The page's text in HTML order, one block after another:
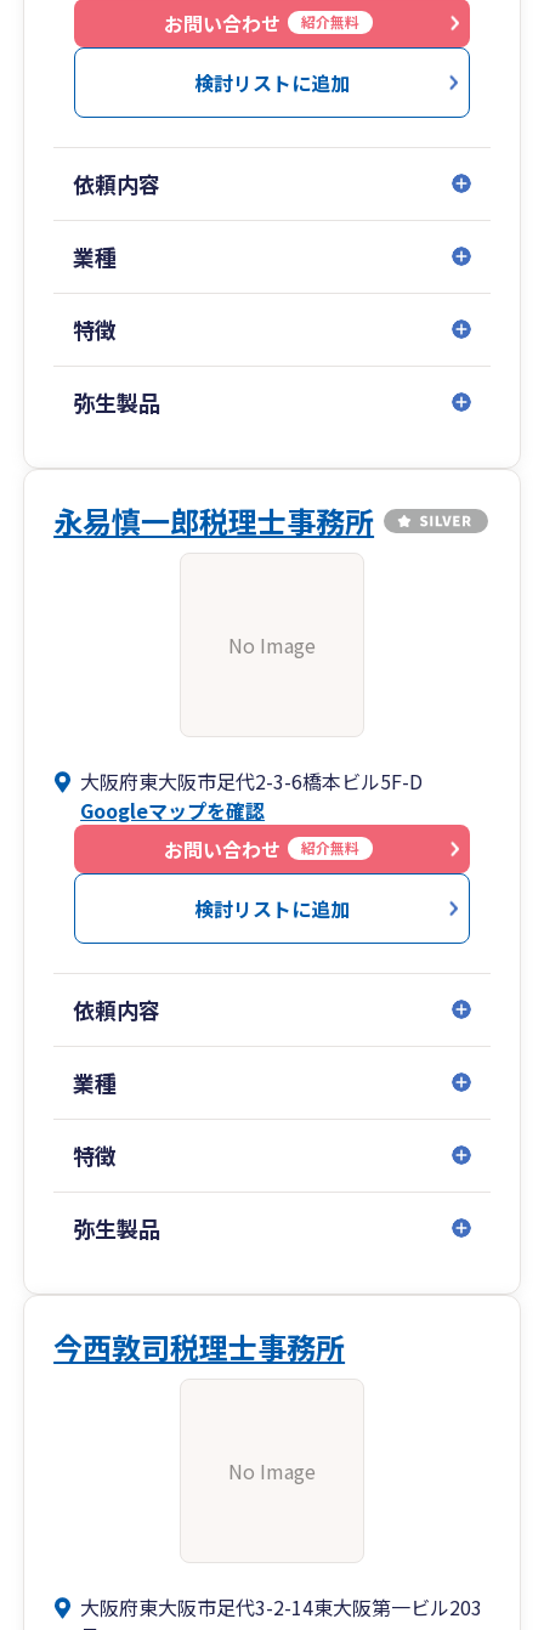
お問い合わせ
紹介無料
検討リストに追加
依頼内容
業種
特徴
弥生製品
永易慎一郎税理士事務所
No Image
大阪府東大阪市足代2-3-6橋本ビル5F-D
Googleマップを確認
お問い合わせ
紹介無料
検討リストに追加
依頼内容
業種
特徴
弥生製品
今西敦司税理士事務所
No Image
大阪府東大阪市足代3-2-14東大阪第一ビル203